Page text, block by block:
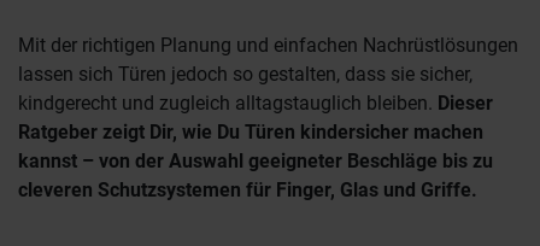
Mit der richtigen Planung und einfachen Nachrüstlösungen
lassen sich Türen jedoch so gestalten, dass sie sicher,
kindgerecht und zugleich alltagstauglich bleiben. Dieser
Ratgeber zeigt Dir, wie Du Türen kindersicher machen
kannst – von der Auswahl geeigneter Beschläge bis zu
cleveren Schutzsystemen für Finger, Glas und Griffe.